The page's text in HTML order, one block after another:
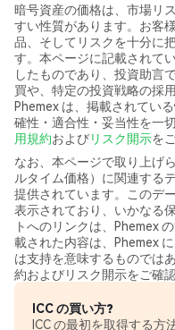
暗号資産の価格は、市場リ
すい性質があります。お客
品、そしてリスクを十分に
す。本ページに記載されて
したものであり、投資助言
買や、特定の投資戦略の採
Phemex は、掲載されてい
確性・適合性・妥当性を一
用規約およびリスク開示を
なお、本ページで取り上げ
ルタイム価格）に関連する
提供されています。このデ
表示されており、いかなる
トへのリンクは、Phemex
載された内容は、Phemex
は支持を意味するものでは
約およびリスク開示をご確認
ICC の買い方?
ICC の最初を取得する方